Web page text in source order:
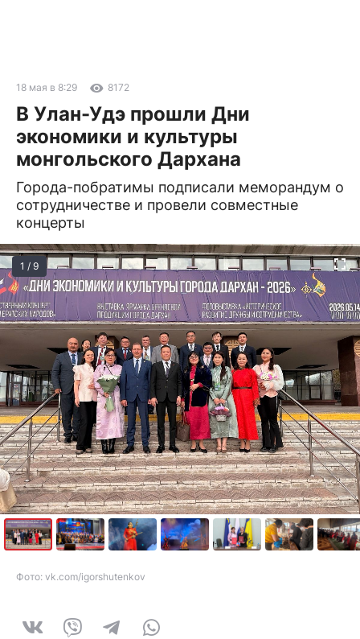
18 мая в 8:29 8172
В Улан-Удэ прошли Дни
экономики и культуры
монгольского Дархана
Города-побратимы подписали меморандум о
сотрудничестве и провели совместные
концерты
1 / 9
Фото: vk.com/igorshutenkov